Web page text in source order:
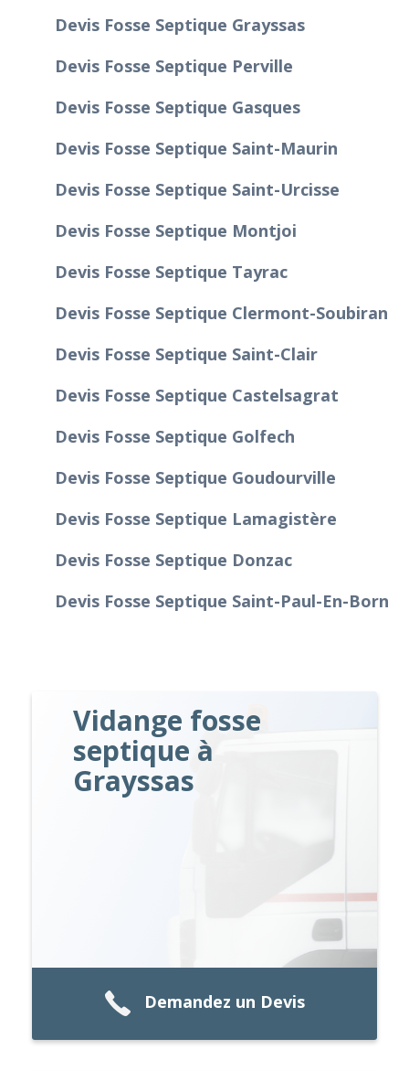
Devis Fosse Septique Grayssas
Devis Fosse Septique Perville
Devis Fosse Septique Gasques
Devis Fosse Septique Saint-Maurin
Devis Fosse Septique Saint-Urcisse
Devis Fosse Septique Montjoi
Devis Fosse Septique Tayrac
Devis Fosse Septique Clermont-Soubiran
Devis Fosse Septique Saint-Clair
Devis Fosse Septique Castelsagrat
Devis Fosse Septique Golfech
Devis Fosse Septique Goudourville
Devis Fosse Septique Lamagistère
Devis Fosse Septique Donzac
Devis Fosse Septique Saint-Paul-En-Born
Vidange fosse
septique à
Grayssas
Demandez un Devis